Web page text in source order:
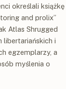
określali książkę
and prolix”
Atlas Shrugged
libertariańskich i
egzemplarzy, a
myślenia o